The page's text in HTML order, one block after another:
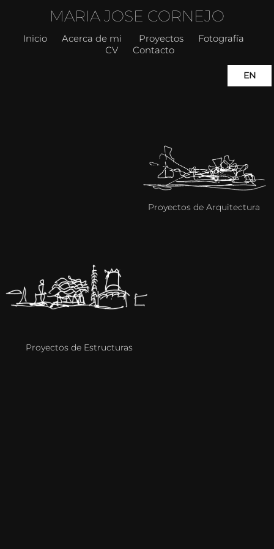
MARIA JOSE CORNEJO
Inicio Acerca de mi Proyectos Fotografía
CV Contacto
EN
Proyectos de Arquitectura
Proyectos de Estructuras